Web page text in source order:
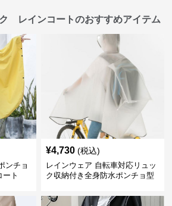
レインコートのおすすめアイテム
ンチョ
ト
¥4,730 (税込)
レインウェア 自転車対応リュッ
ク収納付き全身防水ポンチョ型